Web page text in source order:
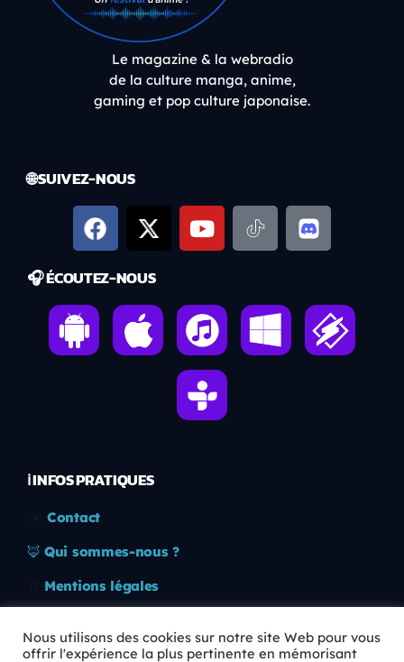
Le magazine & la webradio
de la culture manga, anime,
gaming et pop culture japonaise.
🌐 SUIVEZ-NOUS
🎧 ÉCOUTEZ-NOUS
ℹ️ INFOS PRATIQUES
Contact
🦊 Qui sommes-nous ?
Mentions légales
🛡️ RGPD
Nous utilisons des cookies sur notre site Web pour vous
offrir l'expérience la plus pertinente en mémorisant